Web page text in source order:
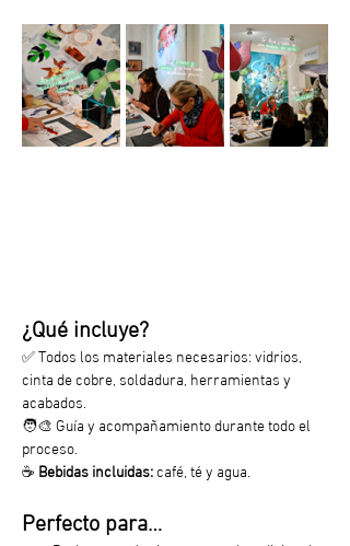
¿Qué incluye?
✅ Todos los materiales necesarios: vidrios,
cinta de cobre, soldadura, herramientas y
acabados.
🧑‍🎨 Guía y acompañamiento durante todo el
proceso.
☕ Bebidas incluidas: café, té y agua.
Perfecto para…